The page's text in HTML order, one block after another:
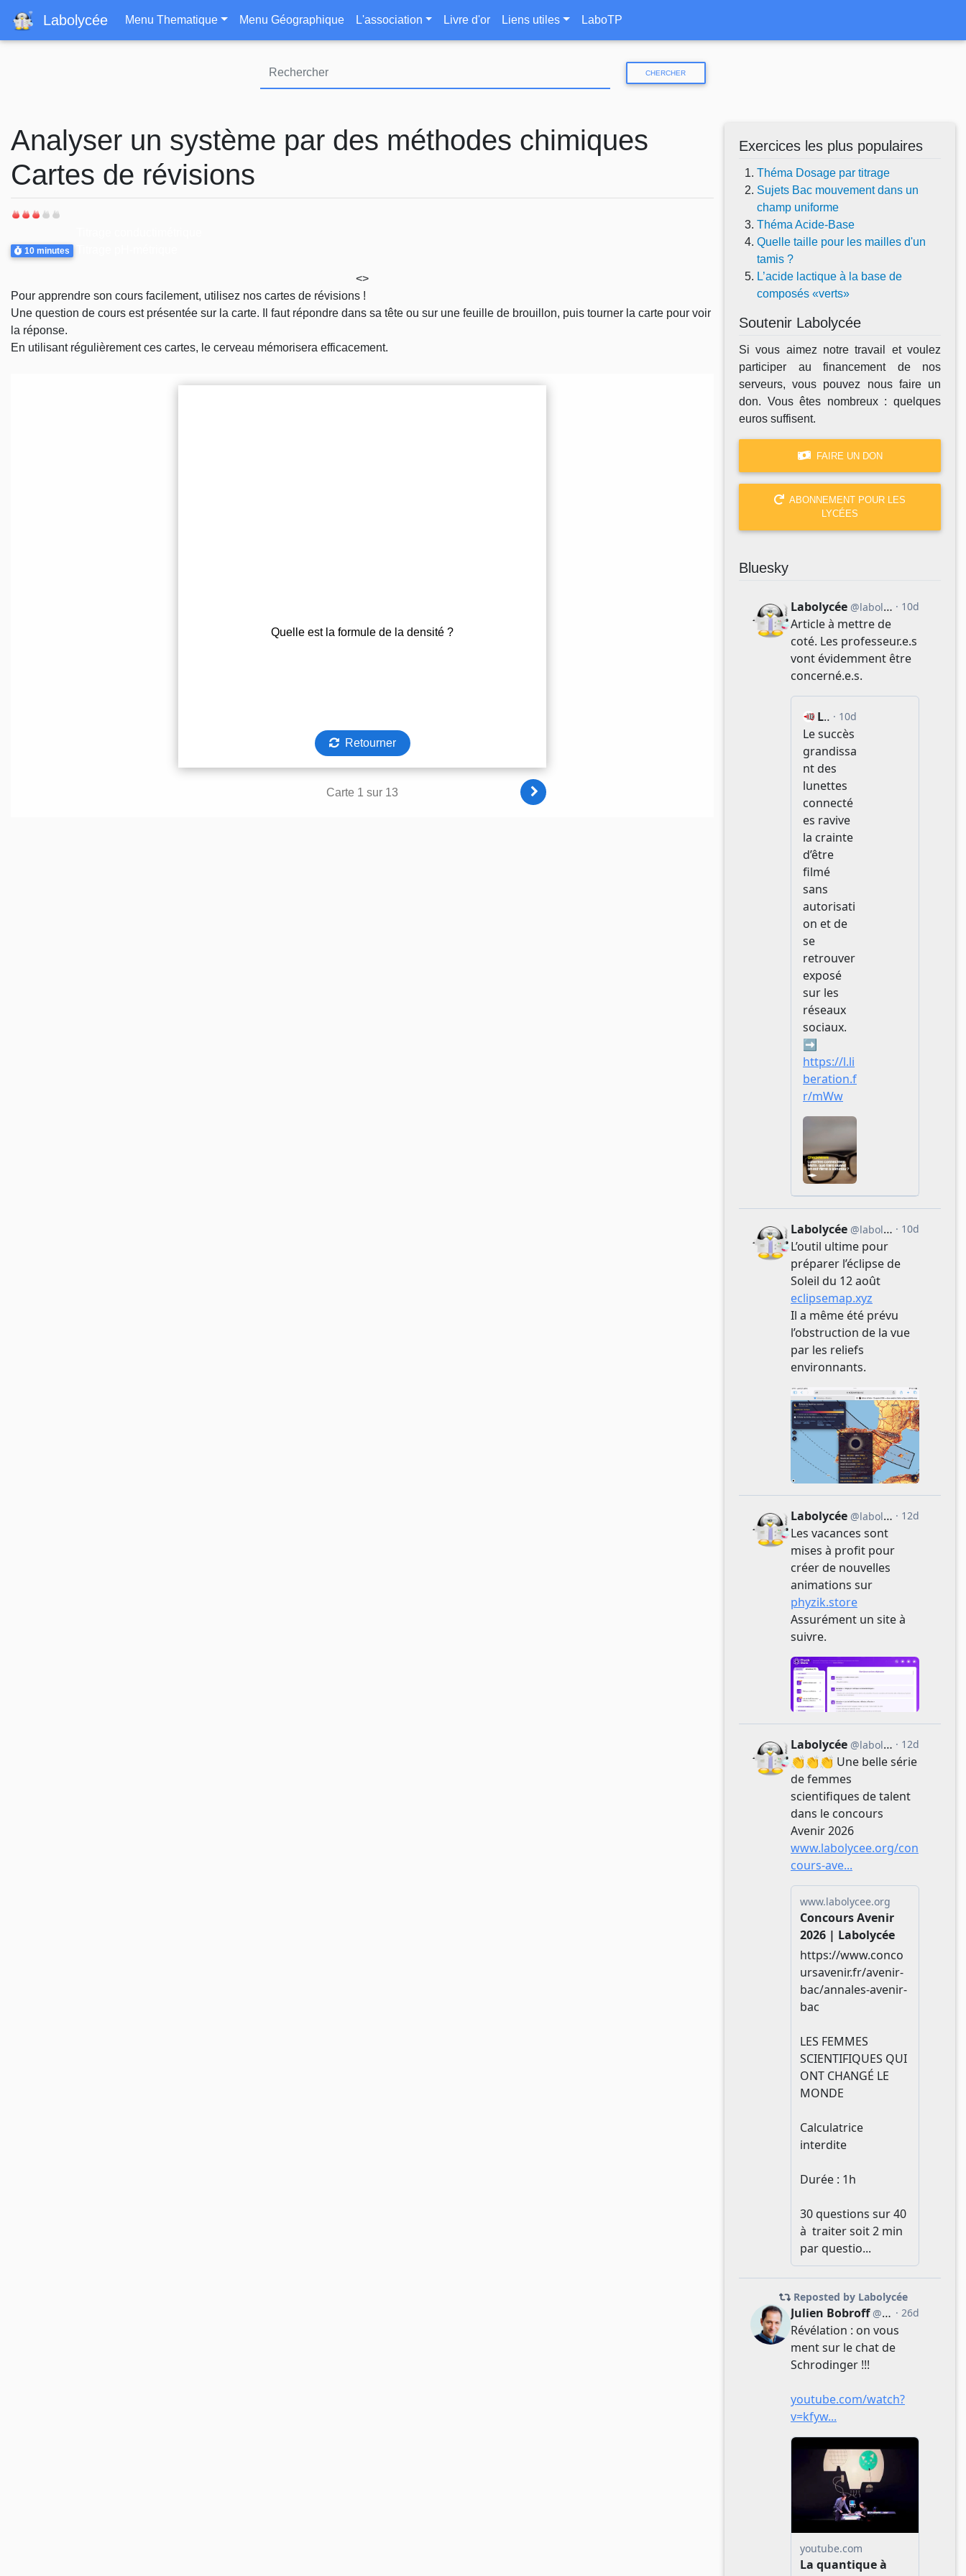
au
contenu
Labolycée Navigation principale
Menu Thematique Menu Géographique L'association Livre d'or Liens utiles LaboTP
CHERCHER
Analyser un système par des méthodes chimiques
Cartes de révisions
Difficulté
Durée
10 minutes
<>
Pour apprendre son cours facilement, utilisez nos cartes de révisions !
Une question de cours est présentée sur la carte. Il faut répondre dans sa tête ou sur une feuille de brouillon, puis tourner la carte pour voir
la réponse.
En utilisant régulièrement ces cartes, le cerveau mémorisera efficacement.
Exercices les plus populaires
Théma Dosage par titrage
Sujets Bac mouvement dans un
champ uniforme
Théma Acide-Base
Quelle taille pour les mailles d'un
tamis ?
L’acide lactique à la base de
composés «verts»
Soutenir Labolycée
Si vous aimez notre travail et voulez
participer au financement de nos
serveurs, vous pouvez nous faire un
don. Vous êtes nombreux : quelques
euros suffisent.
FAIRE UN DON
ABONNEMENT POUR LES
LYCÉES
Bluesky